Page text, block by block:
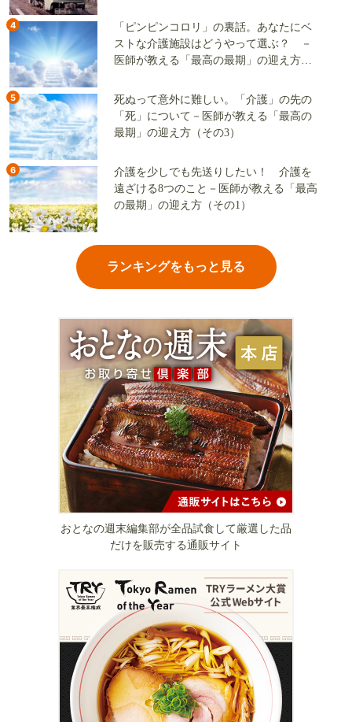
4
「ピンピンコロリ」の裏話。あなたにベ
ストな介護施設はどうやって選ぶ？ －
医師が教える「最高の最期」の迎え方
5
死ぬって意外に難しい。「介護」の先の
「死」について－医師が教える「最高の
最期」の迎え方（その3）
6
介護を少しでも先送りしたい！ 介護を
遠ざける8つのこと－医師が教える「最高
の最期」の迎え方（その1）
ランキングをもっと見る
おとなの週末編集部が全品試食して厳選した品
だけを販売する通販サイト